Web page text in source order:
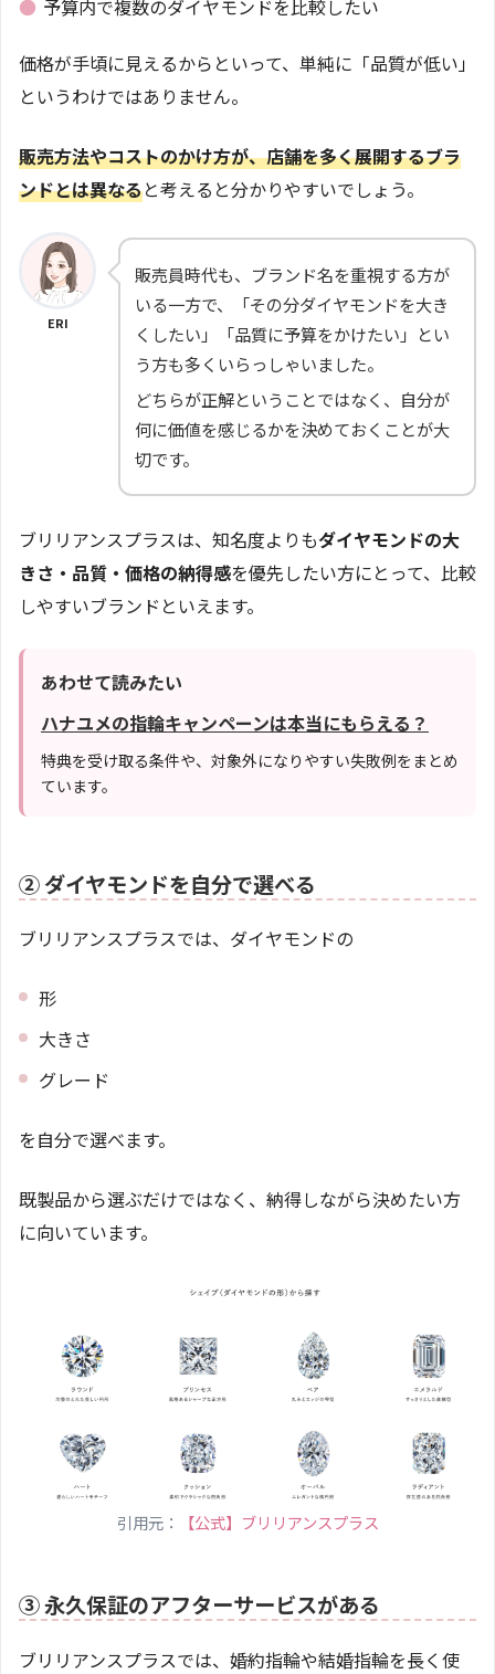
● 予算内で複数のダイヤモンドを比較したい
価格が手頃に見えるからといって、単純に「品質が低い」
というわけではありません。
販売方法やコストのかけ方が、店舗を多く展開するブラ
ンドとは異なると考えると分かりやすいでしょう。
ERI
販売員時代も、ブランド名を重視する方が
いる一方で、「その分ダイヤモンドを大き
くしたい」「品質に予算をかけたい」とい
う方も多くいらっしゃいました。
どちらが正解ということではなく、自分が
何に価値を感じるかを決めておくことが大
切です。
ブリリアンスプラスは、知名度よりもダイヤモンドの大
きさ・品質・価格の納得感を優先したい方にとって、比較
しやすいブランドといえます。
あわせて読みたい
ハナユメの指輪キャンペーンは本当にもらえる？
特典を受け取る条件や、対象外になりやすい失敗例をまとめ
ています。
② ダイヤモンドを自分で選べる
ブリリアンスプラスでは、ダイヤモンドの
形
大きさ
グレード
を自分で選べます。
既製品から選ぶだけではなく、納得しながら決めたい方
に向いています。
引用元： 【公式】ブリリアンスプラス
③ 永久保証のアフターサービスがある
ブリリアンスプラスでは、婚約指輪や結婚指輪を長く使